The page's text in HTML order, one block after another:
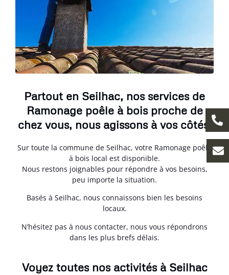
Partout en Seilhac, nos services de
Ramonage poêle à bois proche de
chez vous, nous agissons à vos côtés.
Sur toute la commune de Seilhac, votre Ramonage poêle
à bois local est disponible.
Nous restons joignables pour répondre à vos besoins,
peu importe la situation.
Basés à Seilhac, nous connaissons bien les besoins
locaux.
N’hésitez pas à nous contacter, nous vous répondrons
dans les plus brefs délais.
Voyez toutes nos activités à Seilhac